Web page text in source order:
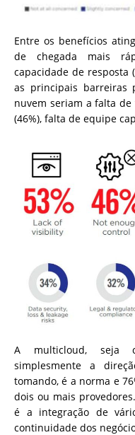
Entre os benefícios
de chegada mais
capacidade de resposta
as principais barreiras
nuvem seriam a falta
(46%), falta de equipe
A multicloud, seja
simplesmente a
tomando, é a norma e
dois ou mais
é a integração de
continuidade dos